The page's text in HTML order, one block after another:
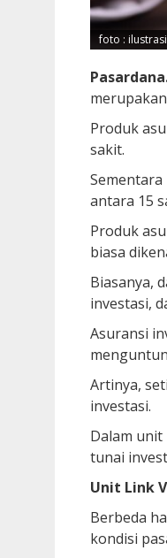
foto :
Produk
sakit.
antara 15
Produk
biasa
Biasanya,
investasi,
Asuransi
Artinya,
investasi.
Dalam
tunai
Unit Link
Berbeda
kondisi